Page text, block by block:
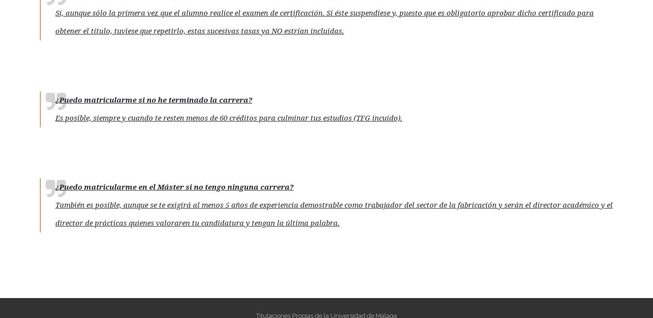
Sí, aunque sólo la primera vez que el alumno realice el examen de certificación. Si éste suspendiese y, puesto que es obligatorio aprobar dicho certificado para
obtener el título, tuviese que repetirlo, estas sucesivas tasas ya NO estrían incluidas.
¿Puedo matricularme si no he terminado la carrera?
Es posible, siempre y cuando te resten menos de 60 créditos para culminar tus estudios (TFG incuído).
¿Puedo matricularme en el Máster si no tengo ninguna carrera?
También es posible, aunque se te exigirá al menos 5 años de experiencia demostrable como trabajador del sector de la fabricación y serán el director académico y el
director de prácticas quienes valoraren tu candidatura y tengan la última palabra.
Titulaciones Propias de la Universidad de Málaga